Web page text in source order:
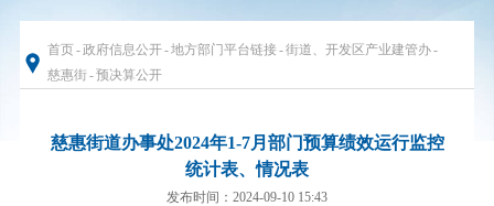
首页-政府信息公开-地方部门平台链接-街道、开发区产业建管办-
慈惠街-预决算公开
慈惠街道办事处2024年1-7月部门预算绩效运行监控
统计表、情况表
发布时间：2024-09-10 15:43